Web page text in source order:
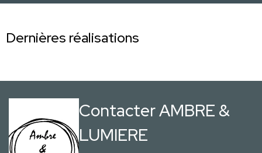
Dernières réalisations
Contacter AMBRE &
LUMIERE